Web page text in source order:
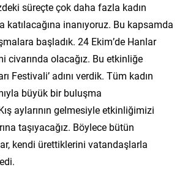
süreçte çok daha fazla kadın
katılacağına inanıyoruz. Bu kapsamda
başladık. 24 Ekim’de Hanlar
civarında olacağız. Bu etkinliğe
Festivali’ adını verdik. Tüm kadın
büyük bir buluşma
aylarının gelmesiyle etkinliğimizi
taşıyacağız. Böylece bütün
kendi ürettiklerini vatandaşlarla